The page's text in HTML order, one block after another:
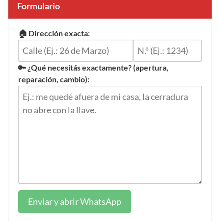
Formulario
🏠 Dirección exacta:
🔑 ¿Qué necesitás exactamente? (apertura,
reparación, cambio):
Enviar y abrir WhatsApp